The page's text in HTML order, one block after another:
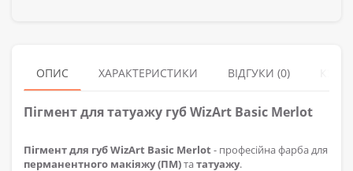
ОПИС ХАРАКТЕРИСТИКИ ВІДГУКИ (0)
Пігмент для татуажу губ WizArt Basic Merlot
Пігмент для губ WizArt Basic Merlot- професійна фарба для
перманентного макіяжу (ПМ)тататуажу.